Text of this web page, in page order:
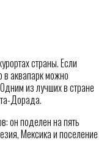
страны. Если
в аквапарк можно
из лучших в стране
Дорада.
он поделен на пять
Мексика и поселение